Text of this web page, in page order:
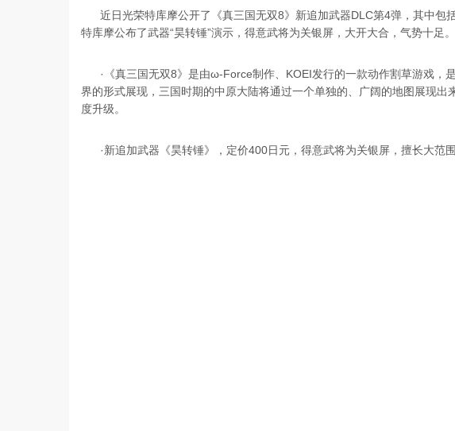
近日光荣特库摩公开了《真三国无双8》新追加武器DLC第4弹，其中包
特库摩公布了武器“昊转锤”演示，得意武将为关银屏，大开大合，气势十足。
·《真三国无双8》是由ω-Force制作、KOEI发行的一款动作割草游戏，
界的形式展现，三国时期的中原大陆将通过一个单独的、广阔的地图展现
度升级。
·新追加武器《昊转锤》，定价400日元，得意武将为关银屏，擅长大范